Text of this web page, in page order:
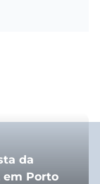
da
em Porto